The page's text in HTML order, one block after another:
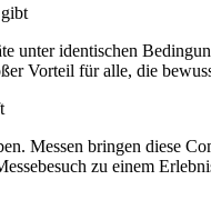
unter identischen
Vorteil für alle, die
Messen bringen diese
zu einem